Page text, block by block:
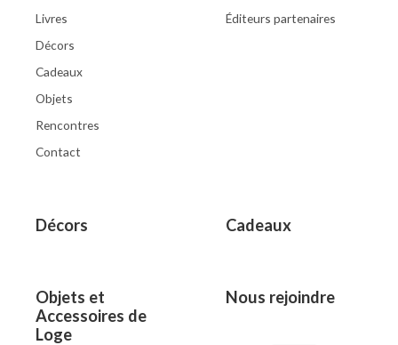
Livres
Décors
Cadeaux
Objets
Rencontres
Contact
Éditeurs partenaires
Décors Cadeaux
Objets et
Accessoires de
Loge
Nous rejoindre